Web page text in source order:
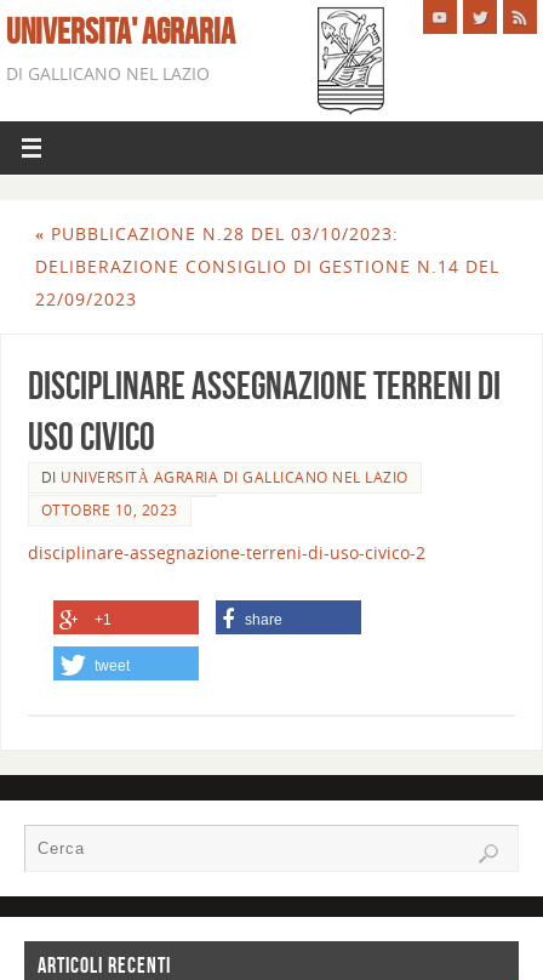
UNIVERSITA' AGRARIA
DI GALLICANO NEL LAZIO
« PUBBLICAZIONE N.28 DEL 03/10/2023:
DELIBERAZIONE CONSIGLIO DI GESTIONE N.14 DEL
22/09/2023
DISCIPLINARE ASSEGNAZIONE TERRENI DI
USO CIVICO
DI UNIVERSITÀ AGRARIA DI GALLICANO NEL LAZIO
OTTOBRE 10, 2023
disciplinare-assegnazione-terreni-di-uso-civico-2
+1 share
tweet
ARTICOLI RECENTI